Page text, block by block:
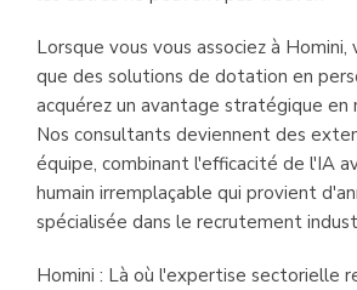
Lorsque vous vous associez à Homini,
que des solutions de dotation en
acquérez un avantage stratégique
Nos consultants deviennent des
équipe, combinant l'efficacité de l'IA
humain irremplaçable qui provient
spécialisée dans le recrutement
Homini : Là où l'expertise sectorielle